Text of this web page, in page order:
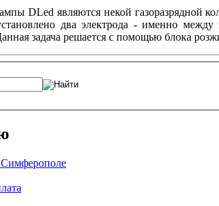
DLed являются некой газоразрядной
два электрода - именно между
задача решается с помощью блока